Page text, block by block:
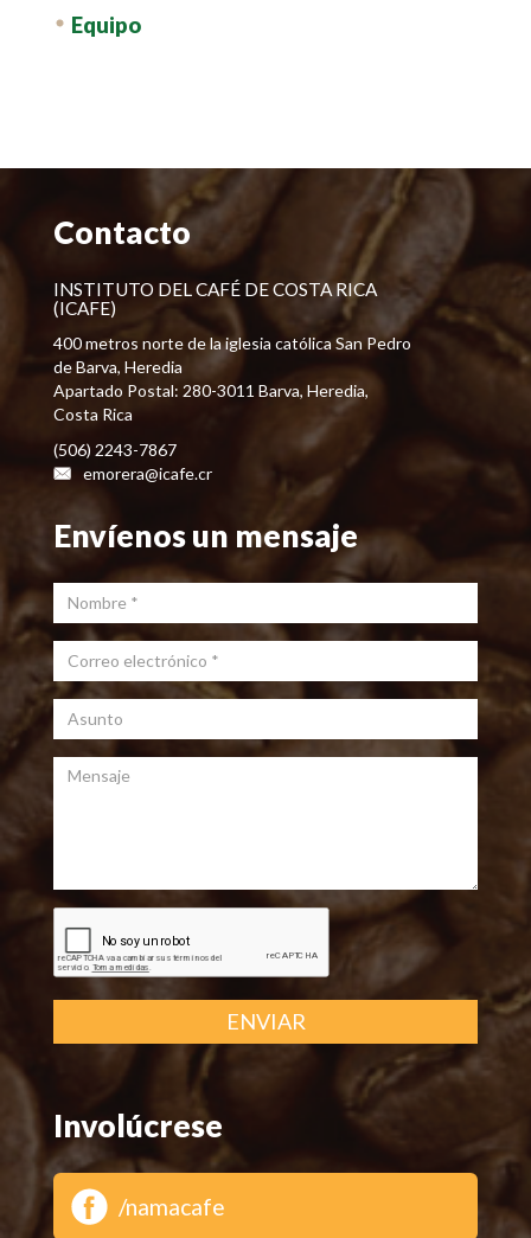
Equipo
Contacto
INSTITUTO DEL CAFÉ DE COSTA RICA
(ICAFE)
400 metros norte de la iglesia católica San Pedro
de Barva, Heredia
Apartado Postal: 280-3011 Barva, Heredia,
Costa Rica
(506) 2243-7867
emorera@icafe.cr
Envíenos un mensaje
Nombre
Correo electrónico *
Asunto
Mensaje
ENVIAR
Involúcrese
/namacafe